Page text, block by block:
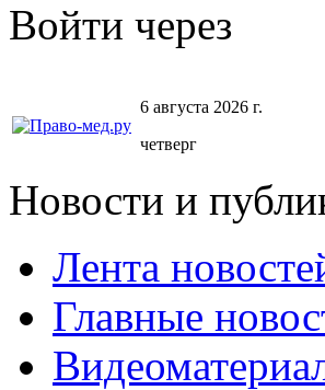
Войти через
6 августа 2026 г.
четверг
Новости и
Лента
Главные